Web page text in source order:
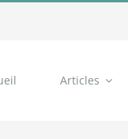
Articles